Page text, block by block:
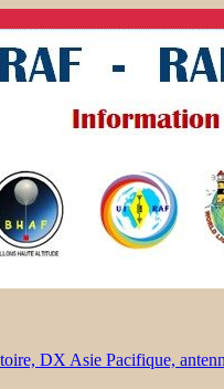
DX Asie Pacifique,